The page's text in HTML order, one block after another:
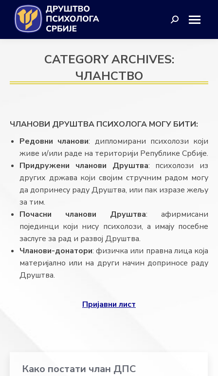
Search:
CATEGORY ARCHIVES:
ЧЛАНСТВО
ЧЛАНОВИ ДРУШТВА ПСИХОЛОГА МОГУ БИТИ:
Редовни чланови: дипломирани психолози који
живе и/или раде на територији Републике Србије.
Придружени чланови Друштва: психолози из
других држава који својим стручним радом могу
да допринесу раду Друштва, или пак изразе жељу
за тим.
Почасни чланови Друштва: афирмисани
појединци који нису психолози, а имају посебне
заслуге за рад и развој Друштва.
Чланови-донатори: физичка или правна лица која
материјално или на други начин доприносе раду
Друштва.
Пријавни лист
Како постати члан ДПС